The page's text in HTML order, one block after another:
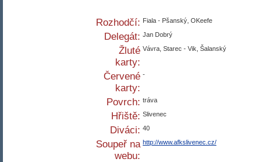
Rozhodčí: Fiala - Pšanský, OKeefe
Delegát: Jan Dobrý
Žluté
karty:
Vávra, Starec - Vik, Šalanský
Červené
karty:
-
Povrch: tráva
Hřiště: Slivenec
Diváci: 40
Soupeř na
webu:
http://www.afkslivenec.cz/